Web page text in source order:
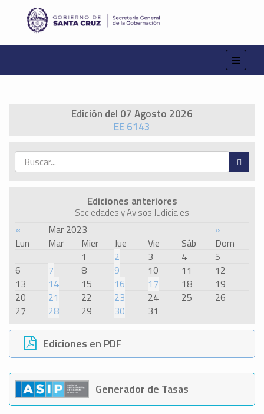
Edición del 07 Agosto 2026
EE 6143
Ediciones anteriores
Sociedades y Avisos Judiciales
« Mar 2023
»
Lun
Mar Mier Jue Vie Sáb
Dom
1
2 3 4
5
6
7 8 9 10 11
12
13
14 15 16 17 18
19
20
21 22 23 24 25
26
27
28 29 30 31
Ediciones en PDF
Generador de Tasas